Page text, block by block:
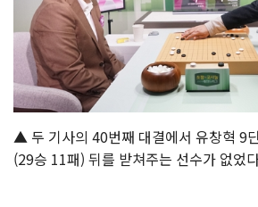
▲ 두 기사의 40번째 대결에서 유창혁 9
(29승 11패) 뒤를 받쳐주는 선수가 없었